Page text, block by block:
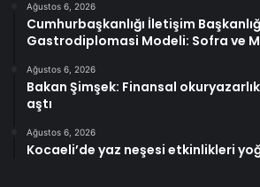
Ağustos 6, 2026
Cumhurbaşkanlığı İletişim
Gastrodiplomasi Modeli: Sofra ve
Ağustos 6, 2026
Bakan Şimşek: Finansal
aştı
Ağustos 6, 2026
Kocaeli’de yaz neşesi etkinlikleri